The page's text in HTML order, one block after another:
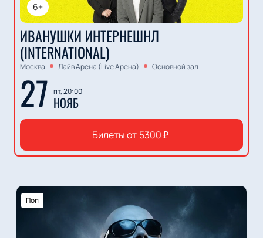
6+
ИВАНУШКИ ИНТЕРНЕШНЛ
(INTERNATIONAL)
Москва Лайв Арена (Live Арена) Основной зал
27 пт, 20:00
НОЯБ
Билеты от 5300₽
Поп